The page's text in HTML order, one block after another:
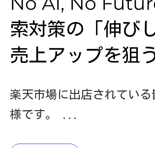
索対策の「伸び
売上アップを狙
楽天市場に出店されてい
様です。 ...